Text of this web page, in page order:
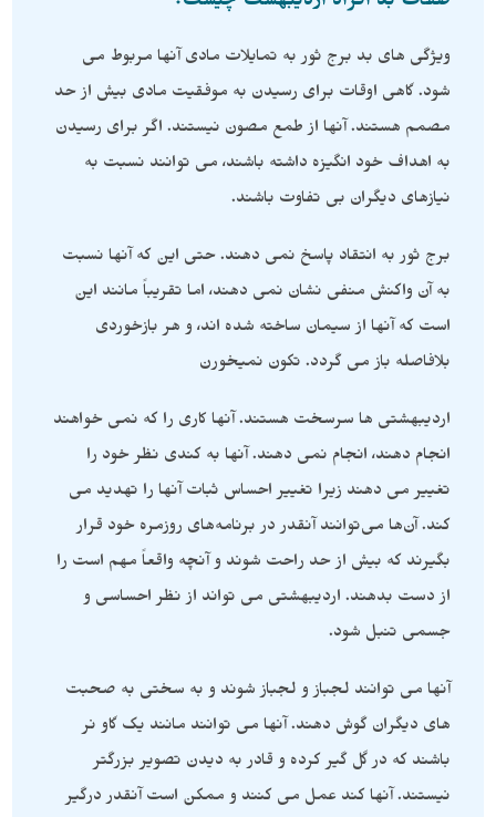
ویژگی های بد برج ثور به تمایلات مادی آنها مربوط می
شود. گاهی اوقات برای رسیدن به موفقیت مادی بیش از حد
مصمم هستند. آنها از طمع مصون نیستند. اگر برای رسیدن
به اهداف خود انگیزه داشته باشند، می توانند نسبت به
نیازهای دیگران بی تفاوت باشند.
برج ثور به انتقاد پاسخ نمی دهند. حتی این که آنها نسبت
به آن واکنش منفی نشان نمی دهند، اما تقریباً مانند این
است که آنها از سیمان ساخته شده اند، و هر بازخوردی
بلافاصله باز می گردد. تکون نمیخورن
اردیبهشتی ها سرسخت هستند. آنها کاری را که نمی خواهند
انجام دهند، انجام نمی دهند. آنها به کندی نظر خود را
تغییر می دهند زیرا تغییر احساس ثبات آنها را تهدید می
کند. آن‌ها می‌توانند آنقدر در برنامه‌های روزمره خود قرار
بگیرند که بیش از حد راحت شوند و آنچه واقعاً مهم است را
از دست بدهند. اردیبهشتی می تواند از نظر احساسی و
جسمی تنبل شود.
آنها می توانند لجباز و لجباز شوند و به سختی به صحبت
های دیگران گوش دهند. آنها می توانند مانند یک گاو نر
باشند که در گل گیر کرده و قادر به دیدن تصویر بزرگتر
نیستند. آنها کند عمل می کنند و ممکن است آنقدر درگیر